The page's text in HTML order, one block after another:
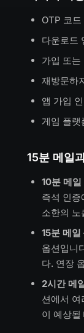
OTP 코드
다운로드
가입 또는
재방문하
앱 가입
게임 플랫
15분 메일
10분 메일
즉석 인증
소한의 노
15분 메일
옵션입니
다. 연장
2시간 메
션에서
이 예상될